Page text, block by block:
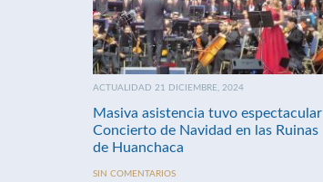
ACTUALIDAD 21 DICIEMBRE, 2024
Masiva asistencia tuvo espectacular
Concierto de Navidad en las Ruinas
de Huanchaca
SIN COMENTARIOS